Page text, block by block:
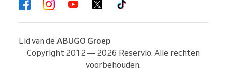
Lid van de ABUGO Groep
Copyright 2012 — 2026 Reservio. Alle rechten
voorbehouden.